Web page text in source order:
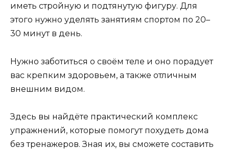
иметь стройную и подтянутую фигуру. Для
этого нужно уделять занятиям спортом по 20–
30 минут в день.
Нужно заботиться о своём теле и оно порадует
вас крепким здоровьем, а также отличным
внешним видом.
Здесь вы найдёте практический комплекс
упражнений, которые помогут похудеть дома
без тренажеров. Зная их, вы сможете составить